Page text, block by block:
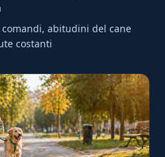
abitudini del cane
costanti